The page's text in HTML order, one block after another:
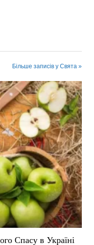
Більше записів у Свята »
Спасу в Україні